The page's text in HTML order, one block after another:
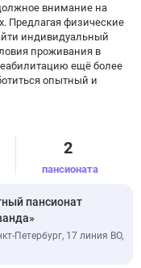
внимание на
Предлагая физические
индивидуальный
проживания в
ещё более
опытный и
2
пансионата
пансионат
Петербург, 17 линия ВО,